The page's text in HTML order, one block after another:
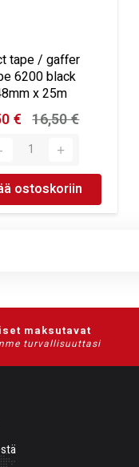
tape / gaffer
6200 black
x 25m
€ 16,50 €
ostoskoriin
maksutavat
turvallisuuttasi